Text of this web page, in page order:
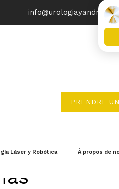
PRENDRE
Láser y Robótica À propos de